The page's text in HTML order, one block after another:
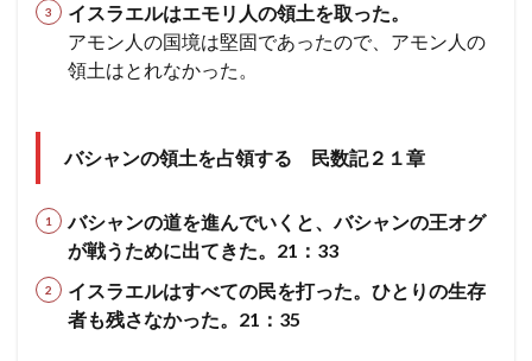
イスラエルはエモリ人の領土を取った。
アモン人の国境は堅固であったので、アモン人の
領土はとれなかった。
バシャンの領土を占領する 民数記２１章
バシャンの道を進んでいくと、バシャンの王オグ
が戦うために出てきた。21：33
イスラエルはすべての民を打った。ひとりの生存
者も残さなかった。21：35